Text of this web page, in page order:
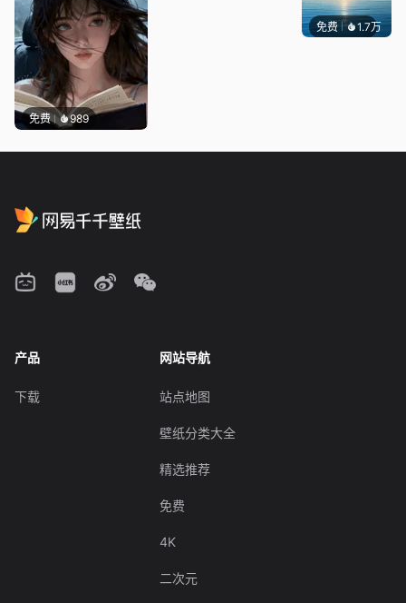
免费 989
免费 1.7万Ruth
产品
下载
网站导航
站点地图
壁纸分类大全
精选推荐
免费
4K
二次元